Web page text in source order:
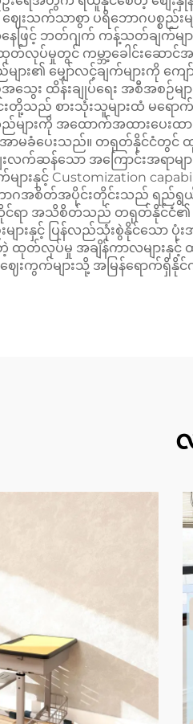
းသက်သာစွာ ပရိဘောဂပစ္စည်းမ
နေဖြင့် ဘတ်ဂျက် ကန့်သတ်ချက်
ပ်မှုတွင် ကမ္ဘာ့ခေါင်းဆောင်အ
း၏ မျှော်လင့်ချက်များကို က
ထိန်းချုပ်ရေး အစီအစဉ်များ
၎င်းတို့သည် စားသုံးသူများထံ
းကို အထောက်အထားပေးထားသ
ာမခံပေးသည်။ တရုတ်နိုင်ငံတွင် ထု
ျေးလက်ဆန်သော အကြောင်းအရ
င့် Customization
ဂအစိတ်အပိုင်းတိုင်းသည် ရည်ရွယ်
င်ရာ အသိစိတ်သည် တရုတ်နိုင်ငံ၏ ပ
ျားနှင့် ပြန်လည်သုံးစွဲနိုင်သော ပုံ
ထုတ်လုပ်မှု အချိန်ကာလများနှင့်
ဈေးကွက်များသို့ အမြန်ရောက်ရှိ